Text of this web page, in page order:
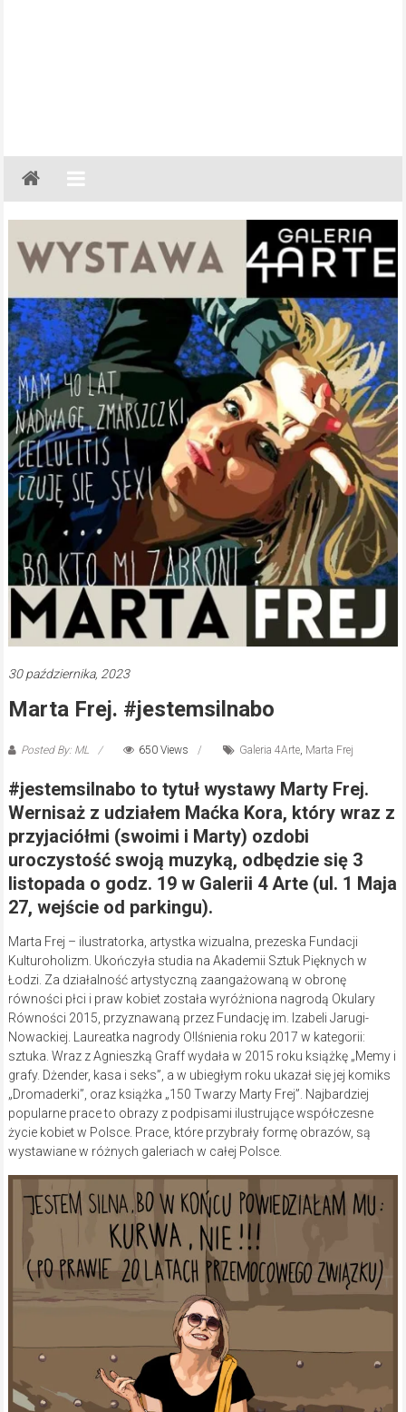
Gazeta
Regionalna
Częstochowa,
Kłobuck,
Lubliniec,
30 października, 2023
Marta Frej. #jestemsilnabo
Posted By: ML 650 Views Galeria 4Arte, Marta Frej
#jestemsilnabo to tytuł wystawy Marty Frej.
Wernisaż z udziałem Maćka Kora, który wraz z
przyjaciółmi (swoimi i Marty) ozdobi
uroczystość swoją muzyką, odbędzie się 3
listopada o godz. 19 w Galerii 4 Arte (ul. 1 Maja
27, wejście od parkingu).
Marta Frej – ilustratorka, artystka wizualna, prezeska Fundacji
Kulturoholizm. Ukończyła studia na Akademii Sztuk Pięknych w
Łodzi. Za działalność artystyczną zaangażowaną w obronę
równości płci i praw kobiet została wyróżniona nagrodą Okulary
Równości 2015, przyznawaną przez Fundację im. Izabeli Jarugi-
Nowackiej. Laureatka nagrody O!lśnienia roku 2017 w kategorii:
sztuka. Wraz z Agnieszką Graff wydała w 2015 roku książkę „Memy i
grafy. Dżender, kasa i seks”, a w ubiegłym roku ukazał się jej komiks
„Dromaderki”, oraz książka „150 Twarzy Marty Frej”. Najbardziej
popularne prace to obrazy z podpisami ilustrujące współczesne
życie kobiet w Polsce. Prace, które przybrały formę obrazów, są
wystawiane w różnych galeriach w całej Polsce.